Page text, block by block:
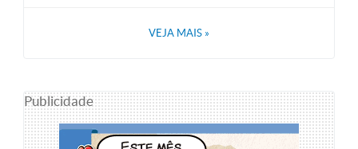
VEJA MAIS »
Publicidade